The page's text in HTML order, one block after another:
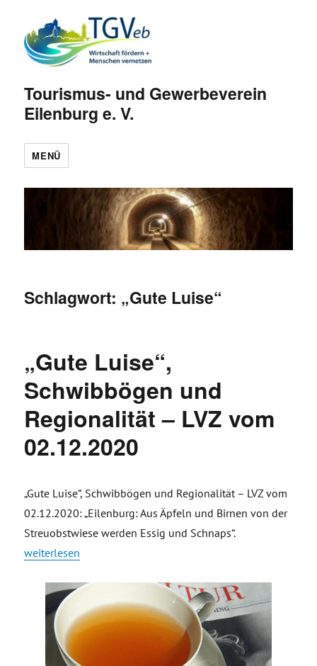
Tourismus- und Gewerbeverein
Eilenburg e. V.
MENÜ
Schlagwort: „Gute Luise“
„Gute Luise“,
Schwibbögen und
Regionalität – LVZ vom
02.12.2020
„Gute Luise“, Schwibbögen und Regionalität – LVZ vom
02.12.2020: „Eilenburg: Aus Äpfeln und Birnen von der
Streuobstwiese werden Essig und Schnaps“.
„„Gute Luise“, Schwibbögen und Regionalität – LVZ vom
weiterlesen